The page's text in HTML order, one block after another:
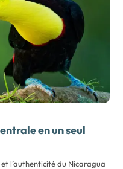
en un seul
l’authenticité du Nicaragua